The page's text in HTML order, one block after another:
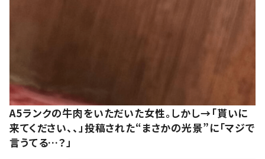
A5ランクの牛肉をいただいた女性。しかし→「貰いに
来てください、、」投稿された“まさかの光景”に「マジで
言うてる…？」